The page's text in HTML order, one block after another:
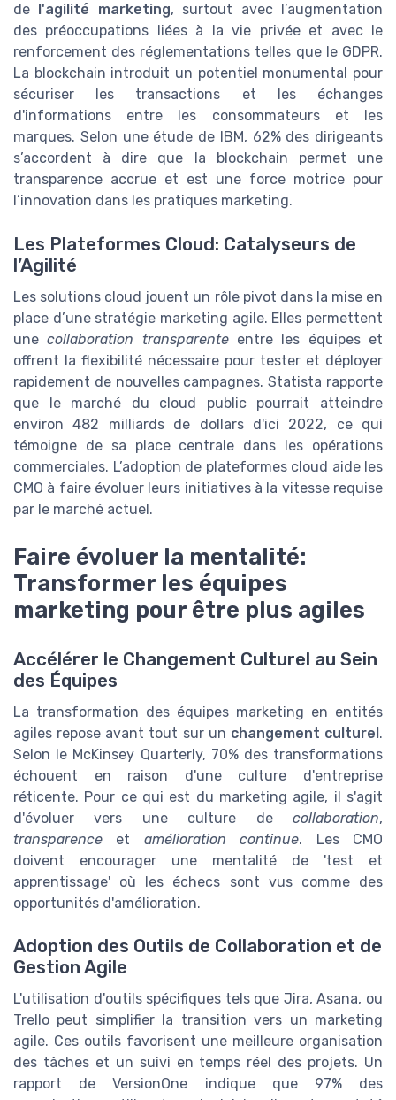
de
l'agilité marketing, surtout avec l’augmentation
des préoccupations liées à la vie privée et avec le
renforcement des réglementations telles que le GDPR.
La blockchain introduit un potentiel monumental pour
sécuriser les transactions et les échanges
d'informations entre les consommateurs et les
marques. Selon une étude de IBM, 62% des dirigeants
s’accordent à dire que la blockchain permet une
transparence accrue et est une force motrice pour
l’innovation dans les pratiques marketing.
Les Plateformes Cloud: Catalyseurs de
l’Agilité
Les solutions cloud jouent un rôle pivot dans la mise en
place d’une stratégie marketing agile. Elles permettent
unecollaboration transparenteentre les équipes et
offrent la flexibilité nécessaire pour tester et déployer
rapidement de nouvelles campagnes. Statista rapporte
que le marché du cloud public pourrait atteindre
environ 482 milliards de dollars d'ici 2022, ce qui
témoigne de sa place centrale dans les opérations
commerciales. L’adoption de plateformes cloud aide les
CMO à faire évoluer leurs initiatives à la vitesse requise
par le marché actuel.
Faire évoluer la mentalité:
Transformer les équipes
marketing pour être plus agiles
Accélérer le Changement Culturel au Sein
des Équipes
La transformation des équipes marketing en entités
agiles repose avant tout sur un changement culturel.
Selon le McKinsey Quarterly, 70% des transformations
échouent en raison d'une culture d'entreprise
réticente. Pour ce qui est du marketing agile, il s'agit
d'évoluer vers une culture de collaboration,
transparence et amélioration continue. Les CMO
doivent encourager une mentalité de 'test et
apprentissage' où les échecs sont vus comme des
opportunités d'amélioration.
Adoption des Outils de Collaboration et de
Gestion Agile
L'utilisation d'outils spécifiques tels que Jira, Asana, ou
Trello peut simplifier la transition vers un marketing
agile. Ces outils favorisent une meilleure organisation
des tâches et un suivi en temps réel des projets. Un
rapport de VersionOne indique que 97% des